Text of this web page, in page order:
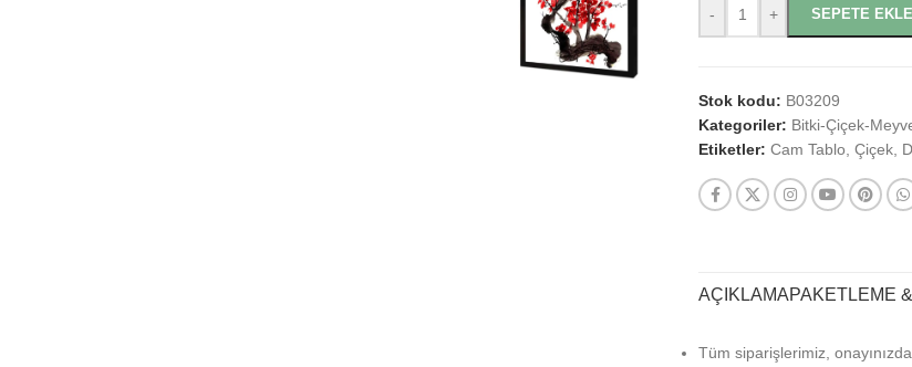
- + SEPETE EKLE
Stok kodu: B03209
Kategoriler: Bitki-Çiçek-
Etiketler: Cam Tablo Çiçek
AÇIKLAMAPAKETLEME
Tüm siparişlerimiz,